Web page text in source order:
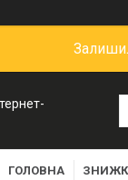
ГОЛОВНА